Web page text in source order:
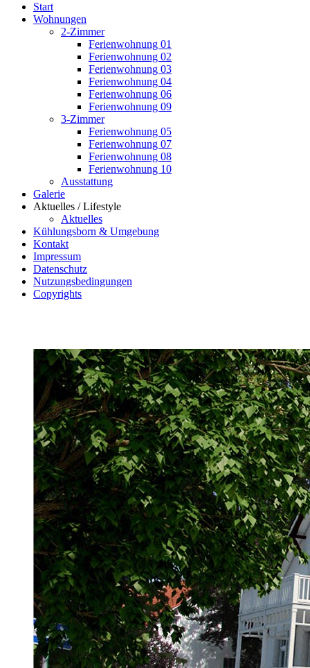
Start
Wohnungen
2-Zimmer
Ferienwohnung 01
Ferienwohnung 02
Ferienwohnung 03
Ferienwohnung 04
Ferienwohnung 06
Ferienwohnung 09
3-Zimmer
Ferienwohnung 05
Ferienwohnung 07
Ferienwohnung 08
Ferienwohnung 10
Ausstattung
Galerie
Aktuelles / Lifestyle
Aktuelles
Kühlungsborn & Umgebung
Kontakt
Impressum
Datenschutz
Nutzungsbedingungen
Copyrights